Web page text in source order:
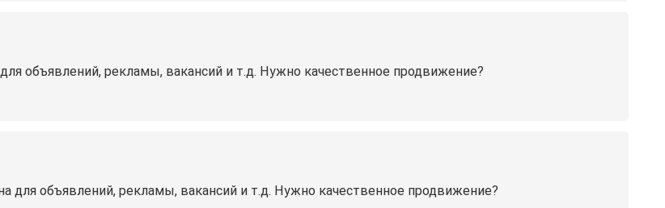
объявлений, рекламы, вакансий и т.д. Нужно качественное продвижение?
для объявлений, рекламы, вакансий и т.д. Нужно качественное продвижение?